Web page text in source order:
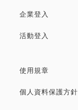
企業登入
活動登入
使用規章
個人資料保護方針